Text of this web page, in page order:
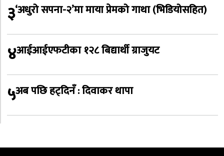
३‘अधुरो सपना-२’मा माया प्रेमको गाथा (भिडियोसहित)
४आईआईएफटीका १२८ बिद्यार्थी ग्राजुयट
५अब पछि हट्दिनँ : दिवाकर थापा